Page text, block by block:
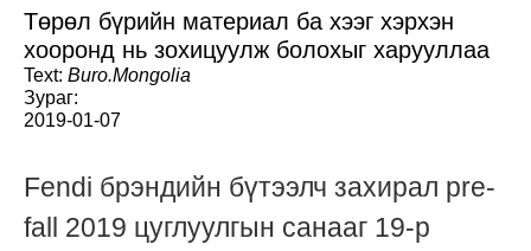
Төрөл бүрийн материал ба хээг хэрхэн
хооронд нь зохицуулж болохыг харууллаа
Text: Buro.Mongolia
Зураг:
2019-01-07
Fendi брэндийн бүтээлч захирал pre-
fall 2019 цуглуулгын санааг 19-р